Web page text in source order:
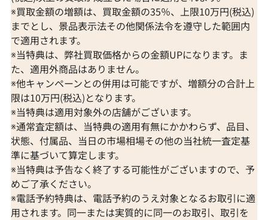
※買取金額の増額は、買取金額の35％、上限10万円(税込)
までとし、景品表示法その他関係法令を遵守した範囲内
で適用されます。
※当特典は、弊社買取価格からの金額UPになります。ま
た、適用外商品はありません。
※他キャンペーンとの併用は可能ですが、増額分の合計上
限は10万円(税込)となります。
※当特典は適用対象外の店舗がございます。
※通常査定額は、当特典の適用有無にかかわらず、品目、
状態、付属品、当日の市場相場その他の当社統一査定基
準に基づいて算定します。
※当特典は予告なく終了する可能性がございますので、予
めご了承ください。
※電話予約特典は、電話予約のうえ対象となるお取引に適
用されます。同一または実質的に同一のお取引、取引を